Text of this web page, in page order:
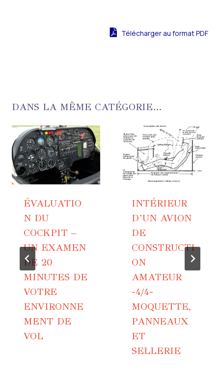
Télécharger au format PDF
DANS LA MÊME CATÉGORIE...
ÉVALUATIO
N DU
COCKPIT –
UN EXAMEN
DE 20
MINUTES DE
VOTRE
ENVIRONNE
MENT DE
VOL
INTÉRIEUR
D’UN AVION
DE
CONSTRUCTI
ON
AMATEUR
-4/4-
MOQUETTE,
PANNEAUX
ET
SELLERIE